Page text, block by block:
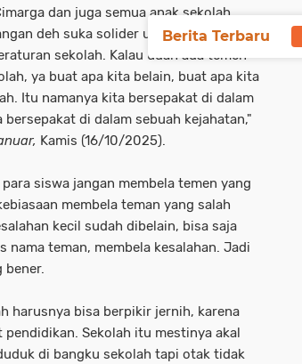
dan juga semua anak sekolah
deh suka solider untuk sesuatu
sekolah. Kalau udah ada temen
ya buat apa kita belain, buat apa kita
Itu namanya kita bersepakat di dalam
di dalam sebuah kejahatan,"
Kamis (16/10/2025).
siswa jangan membela temen yang
membela teman yang salah
kecil sudah dibelain, bisa saja
nama teman, membela kesalahan. Jadi
bener.
harusnya bisa berpikir jernih, karena
Sekolah itu mestinya akal
di bangku sekolah tapi otak tidak
Berita Terbaru